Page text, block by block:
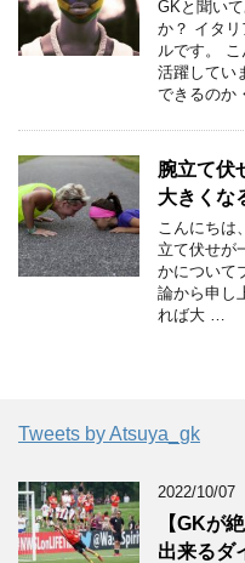
GKと聞い
か？ イタ
ルです。
活躍してい
できるのか
腕立て伏
大きくな
こんにちは
立て伏せが
かについて
論から申し
れば大 …
Tweets by Atsuya_gk
2022/10/07
【GKが
出来るダ